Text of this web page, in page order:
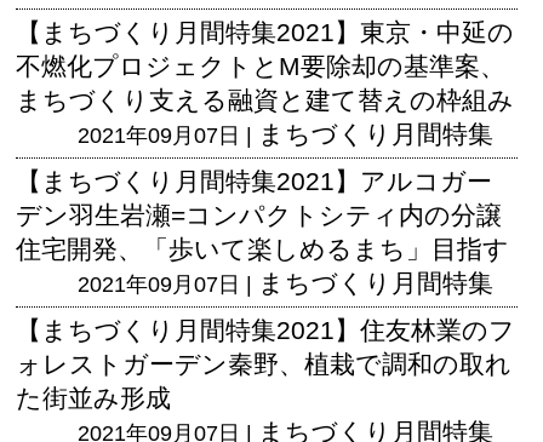
【まちづくり月間特集2021】東京・中延の
不燃化プロジェクトとM要除却の基準案、
まちづくり支える融資と建て替えの枠組み
2021年09月07日 | まちづくり月間特集
【まちづくり月間特集2021】アルコガー
デン羽生岩瀬=コンパクトシティ内の分譲
住宅開発、「歩いて楽しめるまち」目指す
2021年09月07日 | まちづくり月間特集
【まちづくり月間特集2021】住友林業のフ
ォレストガーデン秦野、植栽で調和の取れ
た街並み形成
2021年09月07日 | まちづくり月間特集